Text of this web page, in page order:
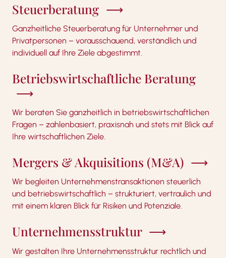
Steuerberatung
Ganzheitliche Steuerberatung für Unternehmer und
Privatpersonen – vorausschauend, verständlich und
individuell auf Ihre Ziele abgestimmt.
Betriebswirtschaftliche Beratung
Wir beraten Sie ganzheitlich in betriebswirtschaftlichen
Fragen – zahlenbasiert, praxisnah und stets mit Blick auf
Ihre wirtschaftlichen Ziele.
Mergers & Akquisitions (M&A)
Wir begleiten Unternehmenstransaktionen steuerlich
und betriebswirtschaftlich – strukturiert, vertraulich und
mit einem klaren Blick für Risiken und Potenziale.
Unternehmensstruktur
Wir gestalten Ihre Unternehmensstruktur rechtlich und